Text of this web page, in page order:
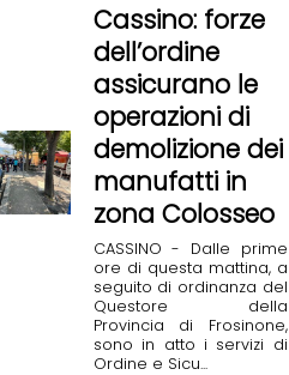
Cassino: forze
dell’ordine
assicurano le
operazioni di
demolizione dei
manufatti in
zona Colosseo
CASSINO - Dalle prime
ore di questa mattina, a
seguito di ordinanza del
Questore della
Provincia di Frosinone,
sono in atto i servizi di
Ordine e Sicu...